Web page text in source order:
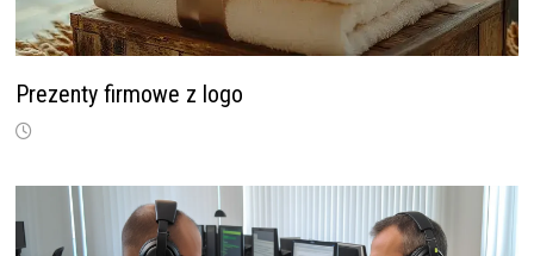
Prezenty firmowe z logo